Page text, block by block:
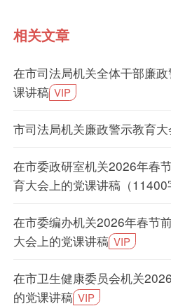
相关文章
在市司法局机关全体干部廉
课讲稿 VIP
市司法局机关廉政警示教育
在市委政研室机关2026年春
育大会上的党课讲稿（11400
在市委编办机关2026年春节
大会上的党课讲稿 VIP
在市卫生健康委员会机关
的党课讲稿 VIP